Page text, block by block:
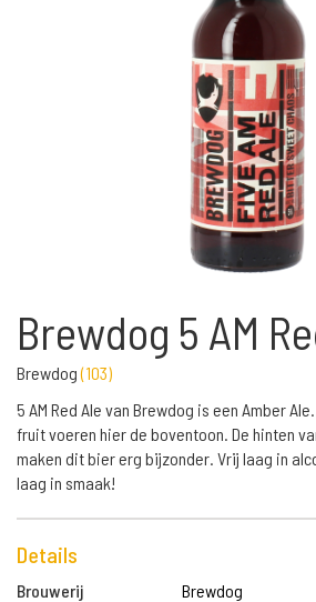
Brewdog 5 AM
Brewdog(103)
5 AM Red Ale van Brewdog is een Amber
fruit voeren hier de boventoon. De hinten
maken dit bier erg bijzonder. Vrij laag in
laag in smaak!
Details
Brouwerij
Brewdog